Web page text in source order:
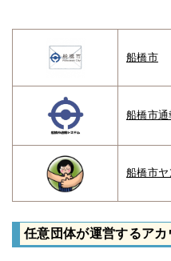
船橋市
船橋市
船橋市
任意団体が運営するアカ